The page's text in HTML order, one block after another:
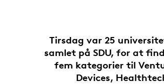
Tirsdag var 25
samlet på SDU, for at
fem kategorier til
Devices,